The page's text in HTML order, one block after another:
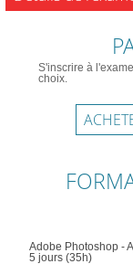
S'inscrire à
choix.
Adobe Photoshop -
5 jours (35h)